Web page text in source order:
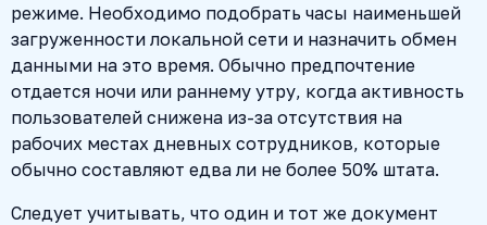
режиме. Необходимо подобрать часы наименьшей
загруженности локальной сети и назначить обмен
данными на это время. Обычно предпочтение
отдается ночи или раннему утру, когда активность
пользователей снижена из-за отсутствия на
рабочих местах дневных сотрудников, которые
обычно составляют едва ли не более 50% штата.
Следует учитывать, что один и тот же документ